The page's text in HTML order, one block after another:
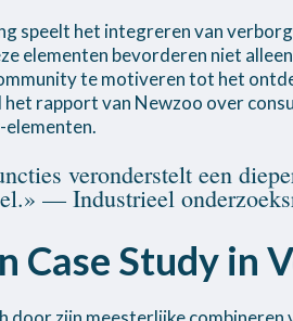
speelt het integreren van
elementen bevorderen niet
te motiveren tot het
rapport van Newzoo over
veronderstelt een
— Industrieel
Case Study in